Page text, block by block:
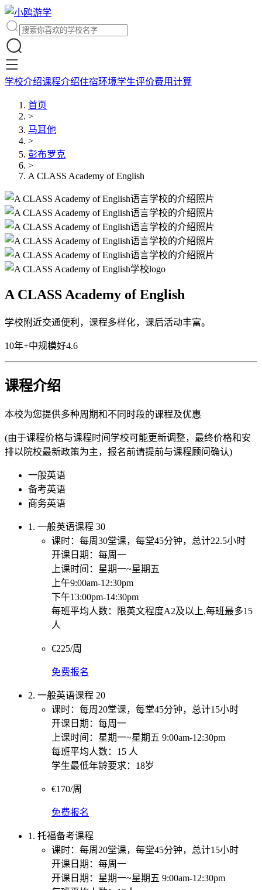
学校介绍课程介绍住宿环境学生评价费用计算
首页
>
马耳他
>
彭布罗克
>
A CLASS Academy of English
A CLASS Academy of English
学校附近交通便利，课程多样化，课后活动丰富。
10年+中规模好4.6
课程介绍
本校为您提供多种周期和不同时段的课程及优惠
(由于课程价格与课程时间学校可能更新调整，最终价格和安
排以院校最新政策为主，报名前请提前与课程顾问确认)
一般英语
备考英语
商务英语
1. 一般英语课程 30
课时：每周30堂课，每堂45分钟，总计22.5小时
开课日期：每周一
上课时间：星期一~星期五
上午9:00am-12:30pm
下午13:00pm-14:30pm
每班平均人数：限英文程度A2及以上,每班最多15
人
€225/周
免费报名
2. 一般英语课程 20
课时：每周20堂课，每堂45分钟，总计15小时
开课日期：每周一
上课时间：星期一~星期五 9:00am-12:30pm
每班平均人数：15 人
学生最低年龄要求：18岁
€170/周
免费报名
1. 托福备考课程
课时：每周20堂课，每堂45分钟，总计15小时
开课日期：每周一
开课日期：星期一~星期五 9:00am-12:30pm